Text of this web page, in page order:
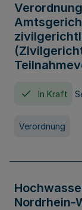
In Kraft
Verordnung
Nordrhein-